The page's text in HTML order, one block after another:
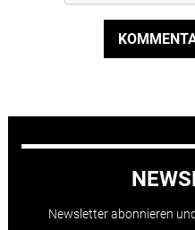
Newsletter abonnieren